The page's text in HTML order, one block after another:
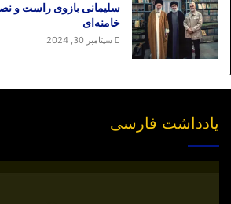
سلیمانی بازوی راست و
خامنه‌ای
سپتامبر 30, 2024
یادداشت فارسی